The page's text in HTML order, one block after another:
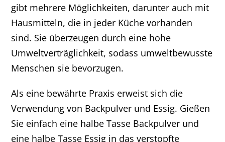
gibt mehrere Möglichkeiten, darunter auch mit
Hausmitteln, die in jeder Küche vorhanden
sind. Sie überzeugen durch eine hohe
Umweltverträglichkeit, sodass umweltbewusste
Menschen sie bevorzugen.
Als eine bewährte Praxis erweist sich die
Verwendung von Backpulver und Essig. Gießen
Sie einfach eine halbe Tasse Backpulver und
eine halbe Tasse Essig in das verstopfte